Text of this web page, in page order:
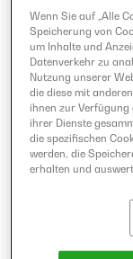
Wenn Sie auf „Alle
Speicherung von
um Inhalte und
Datenverkehr zu
Nutzung unserer
die diese mit
ihnen zur Verfügung
ihrer Dienste
die spezifischen
werden, die
erhalten und